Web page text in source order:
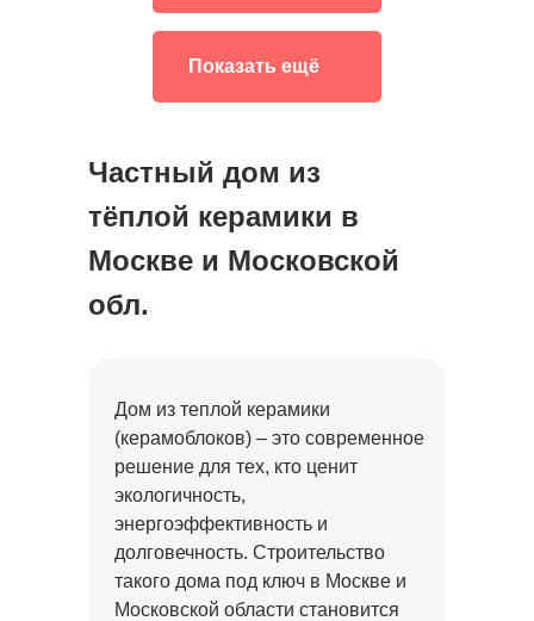
Проект дома Х-242
Проект дома О-241
Проект дома У-208
Проект дома Р-209
Проект дома Ш-152
Проект дома Р-160
Показать ещё
Частный дом из
тёплой керамики в
Москве и Московской
обл.
Дом из теплой керамики
(керамоблоков) – это современное
решение для тех, кто ценит
экологичность,
энергоэффективность и
долговечность. Строительство
такого дома под ключ в Москве и
Московской области становится